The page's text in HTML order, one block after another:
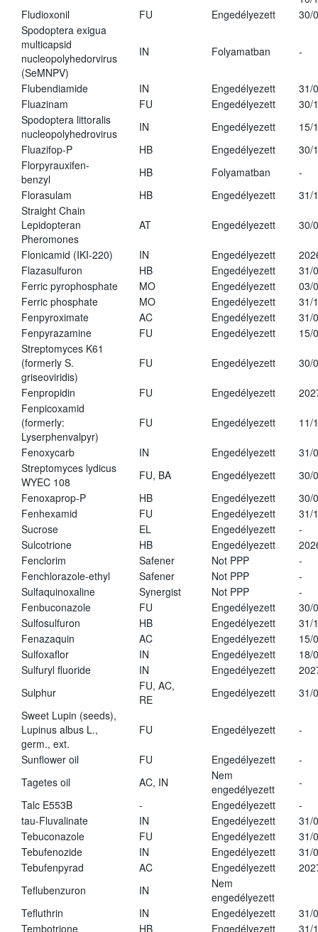
Fludioxonil
FU Engedélyezett
30/
Spodoptera exigua
multicapsid
nucleopolyhedorvirus
(SeMNPV)
IN Folyamatban -
Flubendiamide IN Engedélyezett
31/
Fluazinam
FU Engedélyezett
30/
Spodoptera littoralis
nucleopolyhedrovirus
IN Engedélyezett
15/
Fluazifop-P
HB Engedélyezett
30/
Florpyrauxifen-
benzyl
HB Folyamatban
-
Florasulam
HB Engedélyezett
31/
Straight Chain
Lepidopteran
Pheromones
AT Engedélyezett 30/
Flonicamid (IKI-220) IN Engedélyezett
Flazasulfuron
HB Engedélyezett
31/
Ferric pyrophosphate
MO Engedélyezett
03/
Ferric phosphate
MO Engedélyezett
31/
Fenpyroximate
AC Engedélyezett
31/
Fenpyrazamine
FU Engedélyezett
15/
Streptomyces K61
(formerly S.
griseoviridis)
FU Engedélyezett 30/
Fenpropidin FU Engedélyezett
Fenpicoxamid
(formerly:
Lyserphenvalpyr)
FU Engedélyezett 11/
Fenoxycarb IN Engedélyezett
31/
Streptomyces lydicus
WYEC 108
FU, BA Engedélyezett
30/
Fenoxaprop-P
HB Engedélyezett
30/
Fenhexamid
FU Engedélyezett
31/
Sucrose
EL Engedélyezett
-
Sulcotrione
HB Engedélyezett
Fenclorim
Safener Not PPP
-
Fenchlorazole-ethyl
Safener Not PPP
-
Sulfaquinoxaline
Synergist Not PPP
-
Fenbuconazole
FU Engedélyezett
30/
Sulfosulfuron
HB Engedélyezett
31/
Fenazaquin
AC Engedélyezett
15/
Sulfoxaflor
IN Engedélyezett
18/
Sulfuryl fluoride
IN Engedélyezett
Sulphur
FU, AC,
RE
Engedélyezett
31/
Sweet Lupin (seeds),
Lupinus albus L.,
germ., ext.
FU Engedélyezett -
Sunflower oil FU Engedélyezett
-
Tagetes oil
AC, IN
Nem
engedélyezett
-
Talc E553B
- Engedélyezett
-
tau-Fluvalinate
IN Engedélyezett
31/
Tebuconazole
FU Engedélyezett
31/
Tebufenozide
IN Engedélyezett
31/
Tebufenpyrad
AC Engedélyezett
Teflubenzuron
IN
Nem
engedélyezett
Tefluthrin
IN Engedélyezett
31/
Tembotrione
HB Engedélyezett
31/